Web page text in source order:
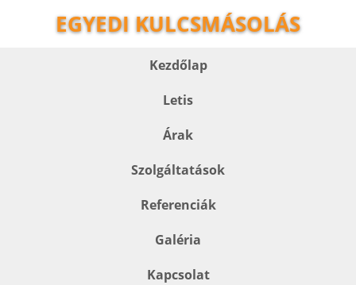
EGYEDI KULCSMÁSOLÁS
Kezdőlap
Letis
Árak
Szolgáltatások
Referenciák
Galéria
Kapcsolat